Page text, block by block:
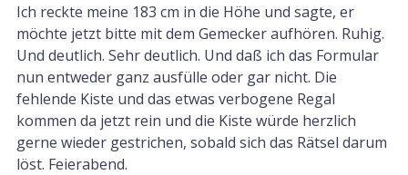
Ich reckte meine 183 cm in die Höhe und sagte, er
möchte jetzt bitte mit dem Gemecker aufhören. Ruhig.
Und deutlich. Sehr deutlich. Und daß ich das Formular
nun entweder ganz ausfülle oder gar nicht. Die
fehlende Kiste und das etwas verbogene Regal
kommen da jetzt rein und die Kiste würde herzlich
gerne wieder gestrichen, sobald sich das Rätsel darum
löst. Feierabend.